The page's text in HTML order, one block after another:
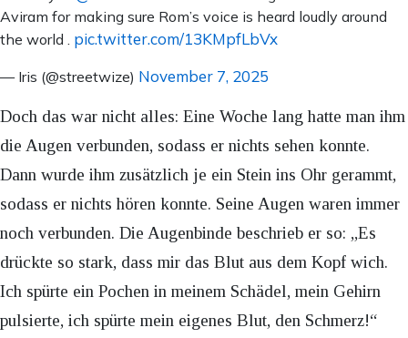
Aviram for making sure Rom’s voice is heard loudly around
the world . pic.twitter.com/13KMpfLbVx
— Iris (@streetwize) November 7, 2025
Doch das war nicht alles: Eine Woche lang hatte man ihm
die Augen verbunden, sodass er nichts sehen konnte.
Dann wurde ihm zusätzlich je ein Stein ins Ohr gerammt,
sodass er nichts hören konnte. Seine Augen waren immer
noch verbunden. Die Augenbinde beschrieb er so: „Es
drückte so stark, dass mir das Blut aus dem Kopf wich.
Ich spürte ein Pochen in meinem Schädel, mein Gehirn
pulsierte, ich spürte mein eigenes Blut, den Schmerz!“